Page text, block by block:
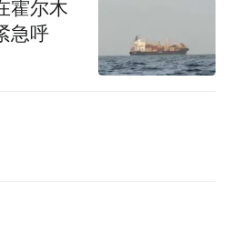
多么惨痛的代价！对于
憾与追悔，也无法让他
霍尔木
急呼